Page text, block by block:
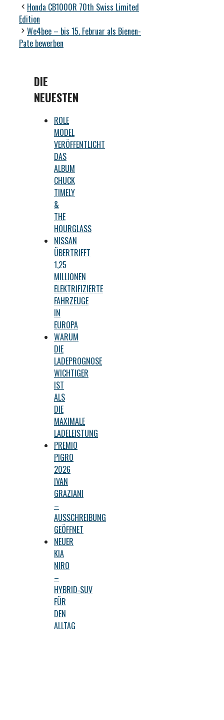
Honda CB1000R 70th Swiss Limited
Edition
We4bee – bis 15. Februar als Bienen-
Pate bewerben
DIE
NEUESTEN
ROLE
MODEL
VERÖFFENTLICHT
DAS
ALBUM
CHUCK
TIMELY
&
THE
HOURGLASS
NISSAN
ÜBERTRIFFT
1,25
MILLIONEN
ELEKTRIFIZIERTE
FAHRZEUGE
IN
EUROPA
WARUM
DIE
LADEPROGNOSE
WICHTIGER
IST
ALS
DIE
MAXIMALE
LADELEISTUNG
PREMIO
PIGRO
2026
IVAN
GRAZIANI
–
AUSSCHREIBUNG
GEÖFFNET
NEUER
KIA
NIRO
–
HYBRID‑SUV
FÜR
DEN
ALLTAG